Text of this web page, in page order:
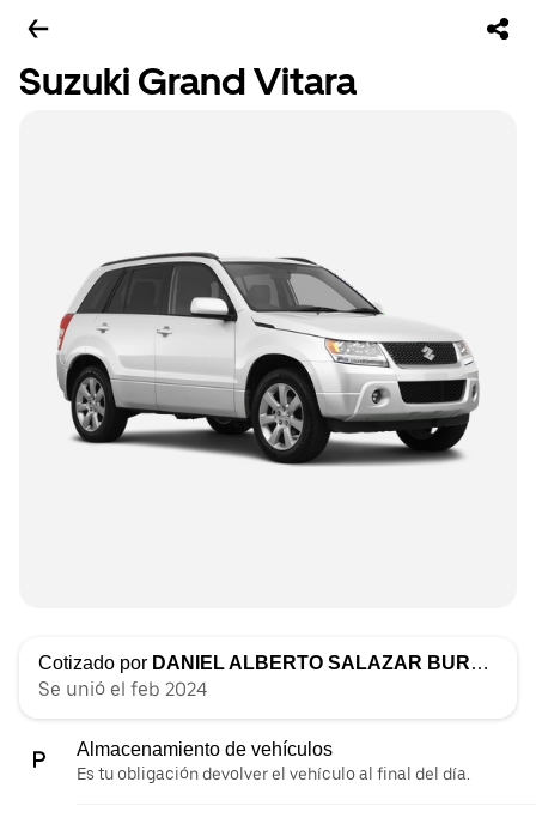
Suzuki Grand Vitara
Cotizado por DANIEL ALBERTO SALAZAR BURBANO
Se unió el feb 2024
Almacenamiento de vehículos
Es tu obligación devolver el vehículo al final del día.